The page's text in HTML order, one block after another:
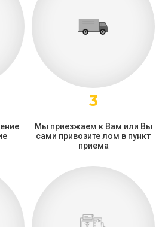
3
Мы приезжаем к Вам или Вы
сами привозите лом в пункт
приема